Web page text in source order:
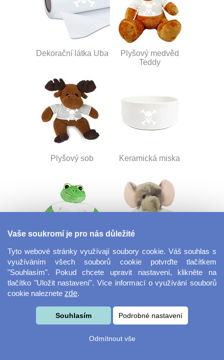
Dekorační látka Uba
Plyšový medvěd
Teddy
Plyšový sob Keramická miska
Plyšová žába Plyšový slon
Vaše soukromí je pro nás důležité
Tyto webové stránky využívají soubory cookie. Váš souhlas s
využíváním všech souborů cookie potvrďte tlačítkem
"Souhlasím". Pokud chcete upravit nastavení, klikněte na
tlačítko "Uložit nastavení". Více informací o využívání souborů
cookie naleznete zde.
Souhlasím Podrobné nastavení
Odmítnout vše